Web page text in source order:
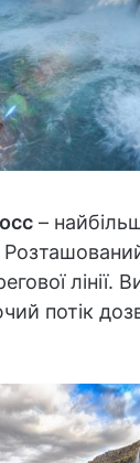
–
лінії.
потік